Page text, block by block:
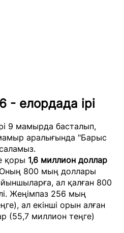
- елордада ірі
9 мамырда басталып,
аралығында "Барыс
қоры 1,6 миллион доллар
Оның 800 мың доллары
ал қалған 800
Жеңімпаз 256 мың
ал екінші орын алған
(55,7 миллион теңге)